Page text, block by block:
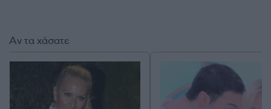
Αν τα χάσατε